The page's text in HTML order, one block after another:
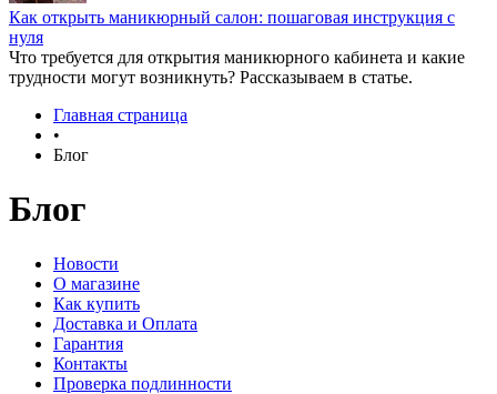
Как открыть маникюрный салон: пошаговая инструкция с
нуля
Что требуется для открытия маникюрного кабинета и какие
трудности могут возникнуть? Рассказываем в статье.
Главная страница
•
Блог
Блог
Новости
О магазине
Как купить
Доставка и Оплата
Гарантия
Контакты
Проверка подлинности